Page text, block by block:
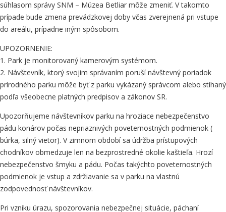
súhlasom správy SNM – Múzea Betliar môže zmeniť. V takomto
prípade bude zmena prevádzkovej doby včas zverejnená pri vstupe
do areálu, prípadne iným spôsobom.
UPOZORNENIE:
1. Park je monitorovaný kamerovým systémom.
2. Návštevník, ktorý svojim správaním poruší návštevný poriadok
prírodného parku môže byť z parku vykázaný správcom alebo stíhaný
podľa všeobecne platných predpisov a zákonov SR.
Upozorňujeme návštevníkov parku na hroziace nebezpečenstvo
pádu konárov počas nepriaznivých poveternostných podmienok (
búrka, silný vietor). V zimnom období sa údržba prístupových
chodníkov obmedzuje len na bezprostredné okolie kaštieľa. Hrozí
nebezpečenstvo šmyku a pádu. Počas takýchto poveternostných
podmienok je vstup a zdržiavanie sa v parku na vlastnú
zodpovednosť návštevníkov.
Pri vzniku úrazu, spozorovania nebezpečnej situácie, páchaní